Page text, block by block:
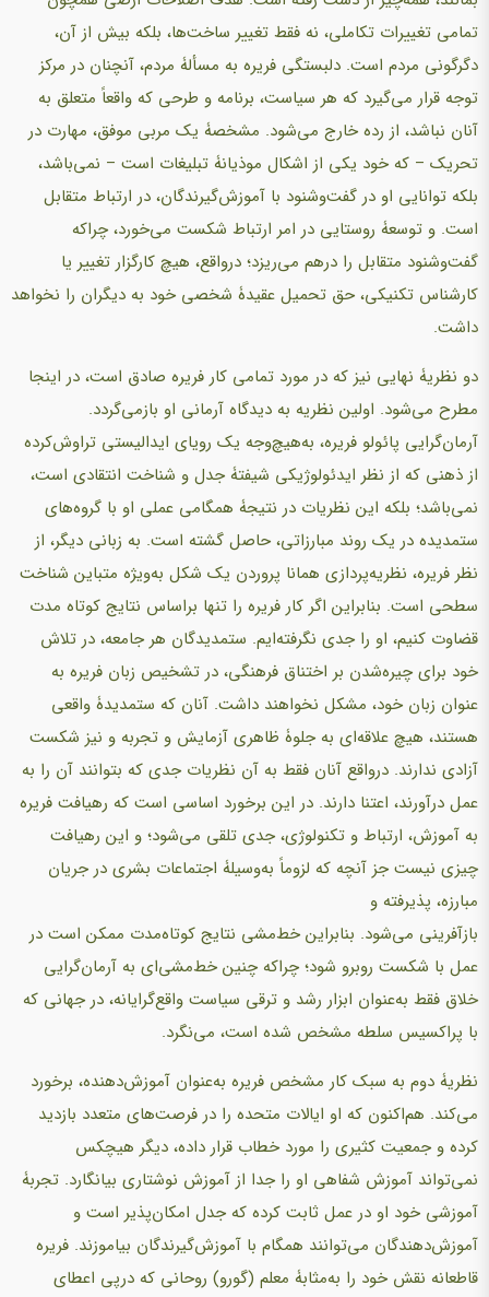
تمامی تغییرات تکاملی، نه فقط تغییر ساخت‌ها، بلکه بیش از آن،
دگرگونی مردم است. دلبستگی فریره به مسألۀ مردم، آنچنان در مرکز
توجه قرار می‌گیرد که هر سیاست، برنامه و طرحی که واقعاً متعلق به
آنان نباشد، از رده خارج می‌شود. مشخصۀ یک مربی موفق، مهارت در
تحریک – که خود یکی از اشکال موذیانۀ تبلیغات است – نمی‌باشد،
بلکه توانایی او در گفت‌وشنود با آموزش‌گیرندگان، در ارتباط متقابل
است. و توسعۀ روستایی در امر ارتباط شکست می‌خورد، چراکه
گفت‌وشنود متقابل را درهم می‌ریزد؛ درواقع، هیچ کارگزار تغییر یا
کارشناس تکنیکی، حق تحمیل عقیدۀ شخصی خود به دیگران را نخواهد
داشت.
دو نظریۀ نهایی نیز که در مورد تمامی کار فریره صادق است، در اینجا
مطرح می‌شود. اولین نظریه به دیدگاه آرمانی او بازمی‌گردد.
آرمان‌گرایی پائولو فریره، به‌هیچ‌وجه یک رویای ایدالیستی تراوش‌کرده
از ذهنی که از نظر ایدئولوژیکی شیفتۀ جدل و شناخت انتقادی است،
نمی‌باشد؛ بلکه این نظریات در نتیجۀ همگامی عملی او با گروه‌های
ستمدیده در یک روند مبارزاتی، حاصل گشته است. به زبانی دیگر، از
نظر فریره، نظریه‌پردازی همانا پروردن یک شکل به‌ویژه متباین شناخت
سطحی است. بنابراین اگر کار فریره را تنها براساس نتایج کوتاه مدت
قضاوت کنیم، او را جدی نگرفته‌ایم. ستمدیدگان هر جامعه، در تلاش
خود برای چیره‌شدن بر اختناق فرهنگی، در تشخیص زبان فریره به
عنوان زبان خود، مشکل نخواهند داشت. آنان که ستمدیدۀ واقعی
هستند، هیچ علاقه‌ای به جلوۀ ظاهری آزمایش و تجربه و نیز شکست
آزادی ندارند. درواقع آنان فقط به آن نظریات جدی که بتوانند آن را به
عمل درآورند، اعتنا دارند. در این برخورد اساسی است که رهیافت فریره
به آموزش، ارتباط و تکنولوژی، جدی تلقی می‌شود؛ و این رهیافت
چیزی نیست جز آنچه که لزوماً به‌وسیلۀ اجتماعات بشری در جریان
مبارزه، پذیرفته و
بازآفرینی می‌شود. بنابراین خط‌مشی نتایج کوتاه‌مدت ممکن است در
عمل با شکست روبرو شود؛ چراکه چنین خط‌مشی‌ای به آرمان‌گرایی
خلاق فقط به‌عنوان ابزار رشد و ترقی سیاست واقع‌گرایانه، در جهانی که
با پراکسیس سلطه مشخص شده است، می‌نگرد.
نظریۀ دوم به سبک کار مشخص فریره به‌عنوان آموزش‌دهنده، برخورد
می‌کند. هم‌اکنون که او ایالات متحده را در فرصت‌های متعدد بازدید
کرده و جمعیت کثیری را مورد خطاب قرار داده، دیگر هیچکس
نمی‌تواند آموزش شفاهی او را جدا از آموزش نوشتاری بیانگارد. تجربۀ
آموزشی خود او در عمل ثابت کرده که جدل امکان‌پذیر است و
آموزش‌دهندگان می‌توانند همگام با آموزش‌گیرندگان بیاموزند. فریره
قاطعانه نقش خود را به‌مثابۀ معلم (گورو) روحانی که درپی اعطای